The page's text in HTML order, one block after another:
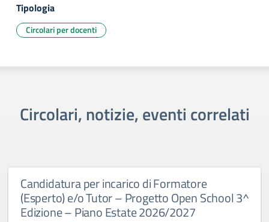
Tipologia
Circolari per docenti
Circolari, notizie, eventi correlati
Candidatura per incarico di Formatore
(Esperto) e/o Tutor – Progetto Open School 3^
Edizione – Piano Estate 2026/2027